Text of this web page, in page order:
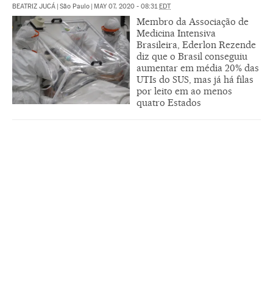
BEATRIZ JUCÁ | São Paulo | MAY 07, 2020 - 08:31EDT
Membro da Associação de
Medicina Intensiva
Brasileira, Ederlon Rezende
diz que o Brasil conseguiu
aumentar em média 20% das
UTIs do SUS, mas já há filas
por leito em ao menos
quatro Estados